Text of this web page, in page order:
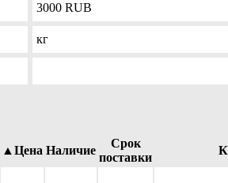
3000 RUB
кг
▲Цена Наличие
Срок
поставки